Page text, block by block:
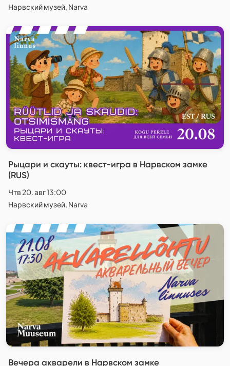
Нарвский музей, Narva
Рыцари и скауты: квест-игра в Нарвском замке
(RUS)
Чтв 20. авг 13:00
Нарвский музей, Narva
Вечера акварели в Нарвском замке